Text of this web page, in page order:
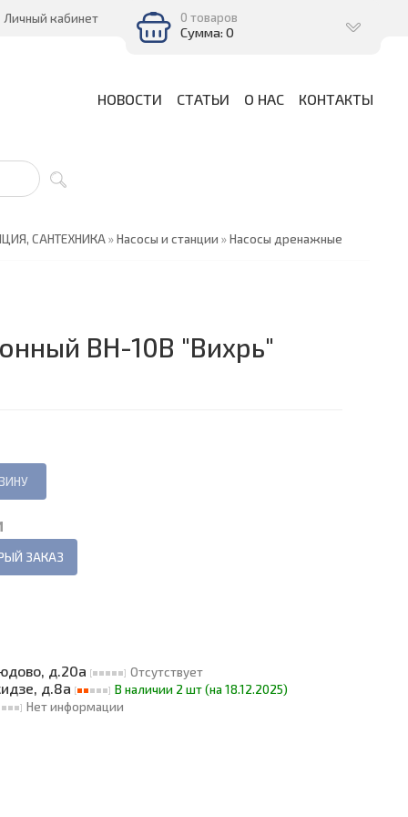
Личный кабинет 0 товаров
Сумма: 0
НОВОСТИ СТАТЬИ О НАС КОНТАКТЫ
САНТЕХНИКА»Насосы и станции »Насосы дренажные
ВН-10В "Вихрь"
ЗАКАЗ
д.20а
Отсутствует
д.8а В наличии 2 шт (на 18.12.2025)
Нет информации